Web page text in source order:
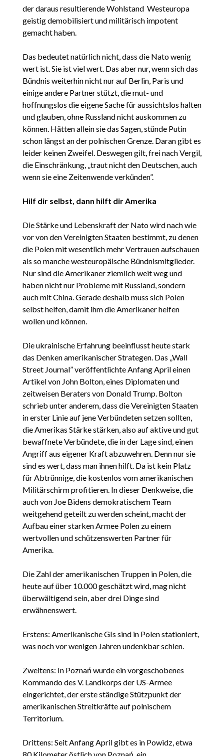
der daraus resultierende Wohlstand Westeuropa
geistig demobilisiert und militärisch impotent
gemacht haben.
Das bedeutet natürlich nicht, dass die Nato wenig
wert ist. Sie ist viel wert. Das aber nur, wenn sich das
Bündnis weiterhin nicht nur auf Berlin, Paris und
einige andere Partner stützt, die mut- und
hoffnungslos die eigene Sache für aussichtslos halten
und glauben, ohne Russland nicht auskommen zu
können. Hätten allein sie das Sagen, stünde Putin
schon längst an der polnischen Grenze. Daran gibt es
leider keinen Zweifel. Deswegen gilt, frei nach Vergil,
die Einschränkung, „traut nicht den Deutschen, auch
wenn sie eine Zeitenwende verkünden”.
Hilf dir selbst, dann hilft dir Amerika
Die Stärke und Lebenskraft der Nato wird nach wie
vor von den Vereinigten Staaten bestimmt, zu denen
die Polen mit wesentlich mehr Vertrauen aufschauen
als so manche westeuropäische Bündnismitglieder.
Nur sind die Amerikaner ziemlich weit weg und
haben nicht nur Probleme mit Russland, sondern
auch mit China. Gerade deshalb muss sich Polen
selbst helfen, damit ihm die Amerikaner helfen
wollen und können.
Die ukrainische Erfahrung beeinflusst heute stark
das Denken amerikanischer Strategen. Das „Wall
Street Journal” veröffentlichte Anfang April einen
Artikel von John Bolton, eines Diplomaten und
zeitweisen Beraters von Donald Trump. Bolton
schrieb unter anderem, dass die Vereinigten Staaten
in erster Linie auf jene Verbündeten setzen sollten,
die Amerikas Stärke stärken, also auf aktive und gut
bewaffnete Verbündete, die in der Lage sind, einen
Angriff aus eigener Kraft abzuwehren. Denn nur sie
sind es wert, dass man ihnen hilft. Da ist kein Platz
für Abtrünnige, die kostenlos vom amerikanischen
Militärschirm profitieren. In dieser Denkweise, die
auch von Joe Bidens demokratischem Team
weitgehend geteilt zu werden scheint, macht der
Aufbau einer starken Armee Polen zu einem
wertvollen und schützenswerten Partner für
Amerika.
Die Zahl der amerikanischen Truppen in Polen, die
heute auf über 10.000 geschätzt wird, mag nicht
überwältigend sein, aber drei Dinge sind
erwähnenswert.
Erstens: Amerikanische GIs sind in Polen stationiert,
was noch vor wenigen Jahren undenkbar schien.
Zweitens: In Poznań wurde ein vorgeschobenes
Kommando des V. Landkorps der US-Armee
eingerichtet, der erste ständige Stützpunkt der
amerikanischen Streitkräfte auf polnischem
Territorium.
Drittens: Seit Anfang April gibt es in Powidz, etwa